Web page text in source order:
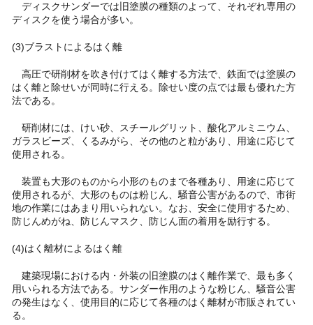
ディスクサンダーでは旧塗膜の種類のよって、それぞれ専用の
ディスクを使う場合が多い。
(3)ブラストによるはく離
高圧で研削材を吹き付けてはく離する方法で、鉄面では塗膜の
はく離と除せいが同時に行える。除せい度の点では最も優れた方
法である。
研削材には、けい砂、スチールグリット、酸化アルミニウム、
ガラスビーズ、くるみがら、その他のと粒があり、用途に応じて
使用される。
装置も大形のものから小形のものまで各種あり、用途に応じて
使用されるが、大形のものは粉じん、騒音公害があるので、市街
地の作業にはあまり用いられない。なお、安全に使用するため、
防じんめがね、防じんマスク、防じん面の着用を励行する。
(4)はく離材によるはく離
建築現場における内・外装の旧塗膜のはく離作業で、最も多く
用いられる方法である。サンダー作用のような粉じん、騒音公害
の発生はなく、使用目的に応じて各種のはく離材が市販されてい
る。